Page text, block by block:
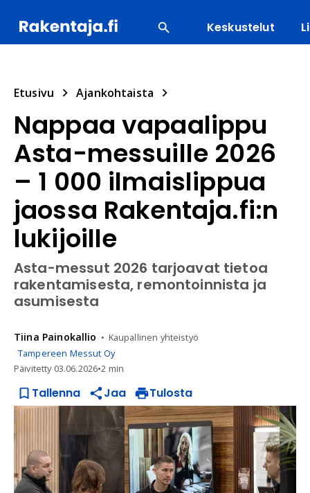
Keskustelut
Etusivu Ajankohtaista
Nappaa vapaalippu
Asta-messuille 2026
– 1 000 ilmaislippua
jaossa Rakentaja.fi:n
lukijoille
Asta-messut 2026 tarjoavat tietoa
rakentamisesta, remontoinnista ja
asumisesta
Tiina Painokallio
Kaupallinen yhteistyö
Tampereen Messut Oy
Päivitetty 03.06.2026•2 min
Tallenna Jaa Tulosta